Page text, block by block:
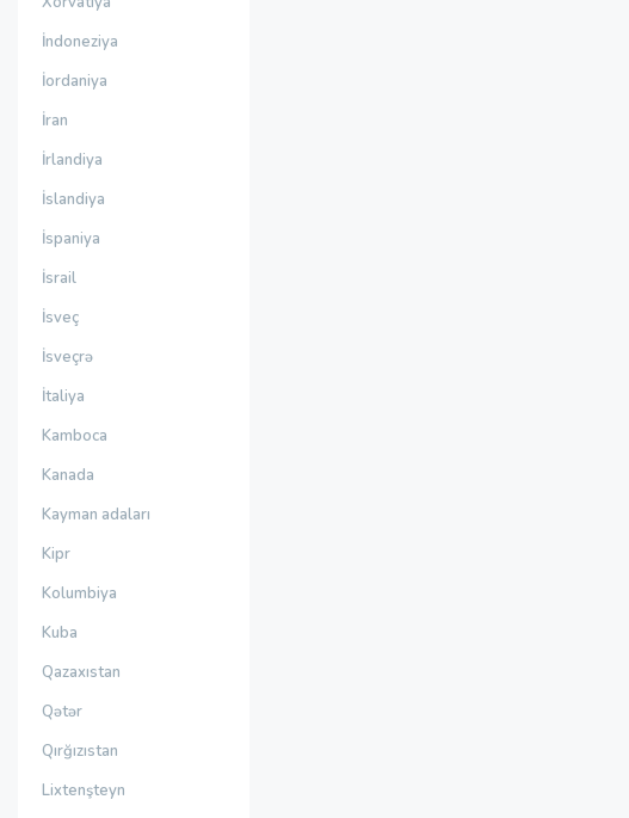
İndoneziya
İordaniya
İran
İrlandiya
İslandiya
İspaniya
İsrail
İsveç
İsveçrə
İtaliya
Kamboca
Kanada
Kayman adaları
Kipr
Kolumbiya
Kuba
Qazaxıstan
Qətər
Qırğızıstan
Lixtenşteyn